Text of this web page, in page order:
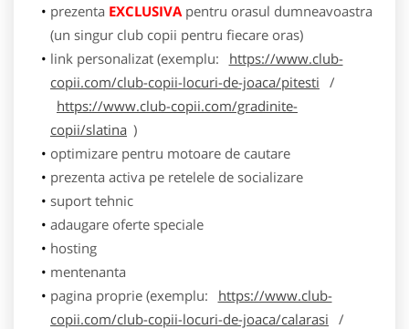
prezenta EXCLUSIVApentru orasul dumneavoastra
(un singur club copii pentru fiecare oras)
link personalizat (exemplu:
https://www.club-
copii.com/club-copii-locuri-de-joaca/pitesti /
https://www.club-copii.com/gradinite-
copii/slatina )
optimizare pentru motoare de cautare
prezenta activa pe retelele de socializare
suport tehnic
adaugare oferte speciale
hosting
mentenanta
pagina proprie (exemplu:
https://www.club-
copii.com/club-copii-locuri-de-joaca/calarasi /